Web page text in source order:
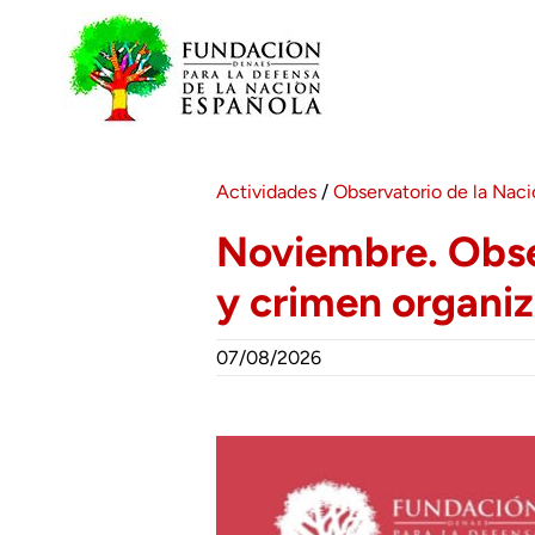
contenido
Actividades/ Observatorio de la
Noviembre.
y crimen
07/08/2026